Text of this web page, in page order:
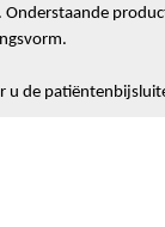
u de